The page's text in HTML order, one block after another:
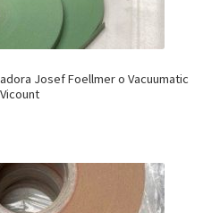
Josef Foellmer o Vacuumatic
Vicount